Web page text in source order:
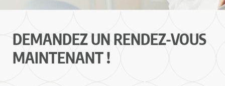
DEMANDEZ UN RENDEZ-VOUS
MAINTENANT !